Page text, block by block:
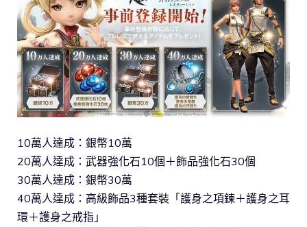
10萬人達成：銀幣10萬
20萬人達成：武器強化石10個＋飾品強化石30個
30萬人達成：銀幣30萬
40萬人達成：高級飾品3種套裝「護身之項鍊＋護身之耳
環＋護身之戒指」